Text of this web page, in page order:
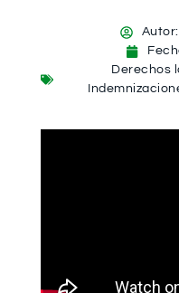
Autor:
Derechos